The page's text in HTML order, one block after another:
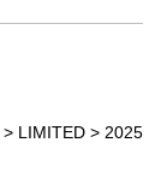
> LIMITED > 2025